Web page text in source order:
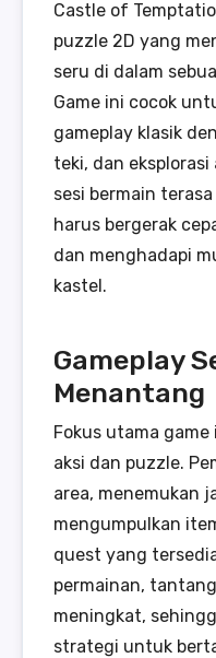
Castle of
puzzle 2D yang
seru di dalam
Game ini cocok
gameplay klasik
teki, dan
sesi bermain
harus bergerak
dan menghadapi
kastel.
Gameplay
Menantang
Fokus utama
aksi dan puzzle.
area, menemukan
mengumpulkan
quest yang
permainan,
meningkat,
strategi untuk